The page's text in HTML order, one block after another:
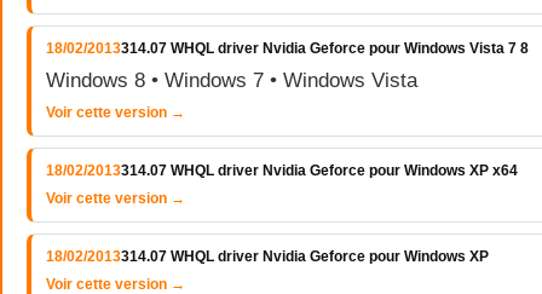
18/02/2013314.07 WHQL driver Nvidia Geforce pour Windows Vista 7 8
Windows 8 • Windows 7 • Windows Vista
Voir cette version →
18/02/2013314.07 WHQL driver Nvidia Geforce pour Windows XP x64
Voir cette version →
18/02/2013314.07 WHQL driver Nvidia Geforce pour Windows XP
Voir cette version →